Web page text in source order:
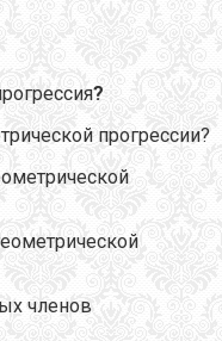
?
прогрессии?
членов